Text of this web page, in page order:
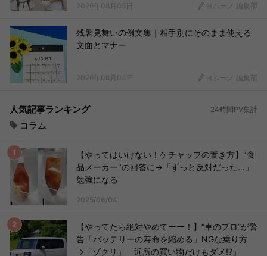
2026年08月05日 ヨムーノ 編集部
残暑見舞いの例文集｜相手別にそのまま使える
文面とマナー
2026年08月04日 ヨムーノ 編集部
人気記事ランキング 24時間PV集計
コラム
【やってはいけない！ケチャップの置き方】"食
品メーカー"の回答に→「ずっと反対だった...」
勉強になる
2025/06/04
【やってたら絶対やめてーー！】“車のプロ”が警
告「バッテリーの寿命を縮める」NGな乗り方
→「ゾクリ」「近所の買い物だけもダメ!?」